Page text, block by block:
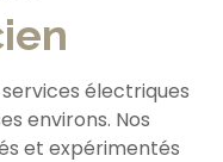
électriques
environs. Nos
et expérimentés